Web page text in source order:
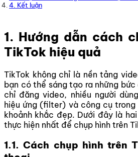
4. Kết luận
1. Hướng dẫn cách
TikTok hiệu quả
TikTok không chỉ là nền tảng
bạn có thể sáng tạo ra những bức
chỉ đăng video, nhiều người
hiệu ứng (filter) và công cụ trong
khoảnh khắc đẹp. Dưới đây là
thực hiện nhất để chụp hình trên
1.1. Cách chụp hình trên